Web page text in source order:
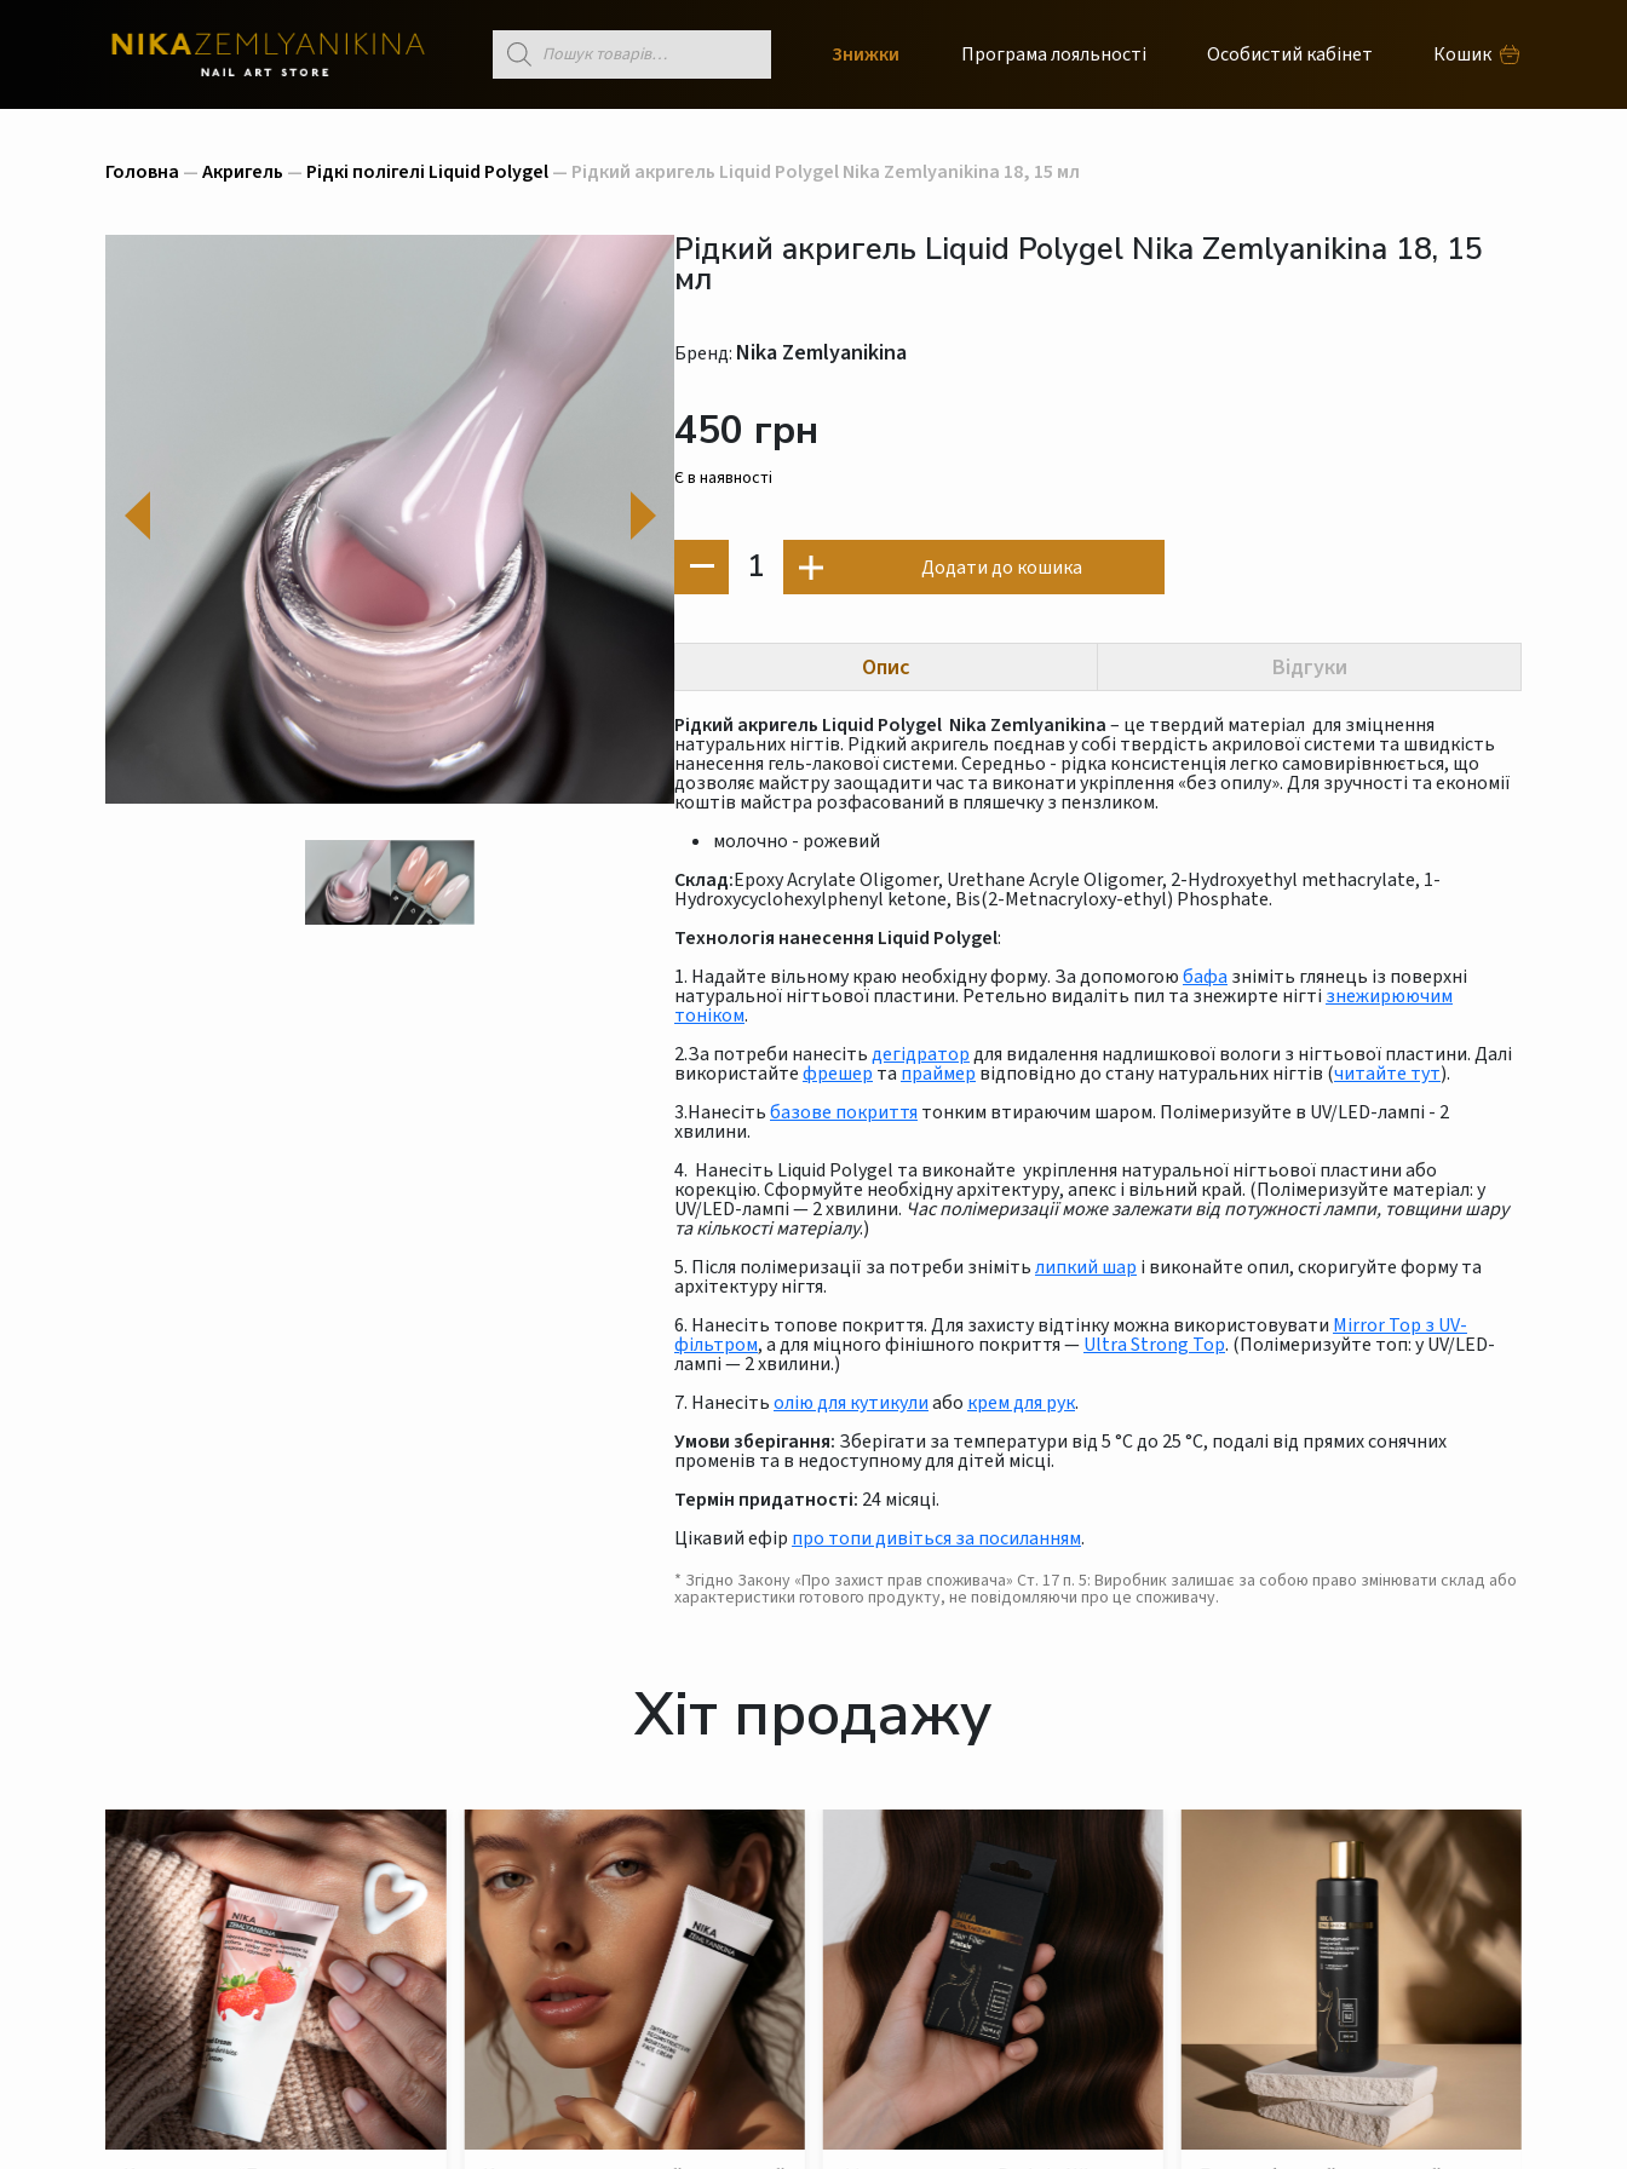
Пошук
товарів Знижки Програма лояльності Особистий кабінет Кошик
Головна —Акригель — Рідкі полігелі Liquid Polygel— Рідкий акригель Liquid Polygel Nika Zemlyanikina 18, 15 мл
Рідкий акригель Liquid Polygel Nika Zemlyanikina 18, 15
мл
Бренд: Nika Zemlyanikina
450 грн
Є в наявності
1 Додати до кошика
Опис Відгуки
Рідкий акригель Liquid Polygel Nika Zemlyanikina– це твердий матеріал для зміцнення
натуральних нігтів. Рідкий акригель поєднав у собі твердість акрилової системи та швидкість
нанесення гель-лакової системи. Середньо - рідка консистенція легко самовирівнюється, що
дозволяє майстру заощадити час та виконати укріплення «без опилу». Для зручності та економії
коштів майстра розфасований в пляшечку з пензликом.
молочно - рожевий
Склад:Epoxy Acrylate Oligomer, Urethane Acryle Oligomer, 2-Hydroxyethyl methacrylate, 1-
Hydroxycyclohexylphenyl ketone, Bis(2-Metnacryloxy-ethyl) Phosphate.
Технологія нанесення Liquid Polygel:
1. Надайте вільному краю необхідну форму. За допомогоюбафа зніміть глянець із поверхні
натуральної нігтьової пластини. Ретельно видаліть пил та знежирте нігті знежирюючим
тоніком.
2.За потреби нанесітьдегідратордля видалення надлишкової вологи з нігтьової пластини. Далі
використайтефрешер та праймер відповідно до стану натуральних нігтів (читайте тут).
3.Нанесітьбазове покриття тонким втираючим шаром. Полімеризуйте в UV/LED-лампі - 2
хвилини.
4. Нанесіть Liquid Polygel та виконайте укріплення натуральної нігтьової пластини або
корекцію. Cформуйте необхідну архітектуру, апекс і вільний край. (Полімеризуйте матеріал: у
UV/LED-лампі — 2 хвилини. Час полімеризації може залежати від потужності лампи, товщини шару
та кількості матеріалу.)
5. Після полімеризації за потреби знімітьлипкий шар і виконайте опил, скоригуйте форму та
архітектуру нігтя.
6. Нанесіть топове покриття. Для захисту відтінку можна використовувати Mirror Top з UV-
фільтром, а для міцного фінішного покриття —Ultra Strong Top. (Полімеризуйте топ: у UV/LED-
лампі — 2 хвилини.)
7. Нанесітьолію для кутикулиабо крем для рук.
Умови зберігання: Зберігати за температури від 5 °C до 25 °C, подалі від прямих сонячних
променів та в недоступному для дітей місці.
Термін придатності: 24 місяці.
Цікавий ефір про топи дивіться за посиланням.
* Згідно Закону «Про захист прав споживача» Ст. 17 п. 5: Виробник залишає за собою право змінювати склад або
характеристики готового продукту, не повідомляючи про це споживачу.
Хіт продажу